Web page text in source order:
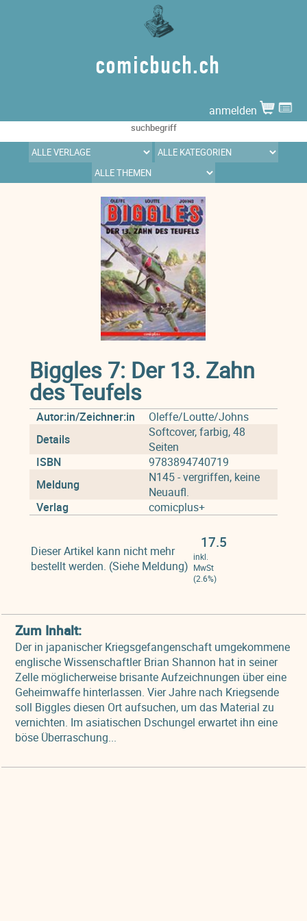
comicbuch.ch
anmelden
Biggles 7: Der 13. Zahn
des Teufels
Autor:in/Zeichner:in
Oleffe/Loutte/Johns
Details
Softcover, farbig, 48
Seiten
ISBN
9783894740719
Meldung
N145 - vergriffen, keine
Neuaufl.
Verlag
comicplus+
Dieser Artikel kann nicht mehr
bestellt werden. (Siehe Meldung)
17.5
inkl.
MwSt
(2.6%)
Zum Inhalt:
Der in japanischer Kriegsgefangenschaft umgekommene
englische Wissenschaftler Brian Shannon hat in seiner
Zelle möglicherweise brisante Aufzeichnungen über eine
Geheimwaffe hinterlassen. Vier Jahre nach Kriegsende
soll Biggles diesen Ort aufsuchen, um das Material zu
vernichten. Im asiatischen Dschungel erwartet ihn eine
böse Überraschung...